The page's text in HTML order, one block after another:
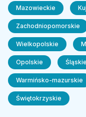
Mazowieckie
Zachodniopomorskie
Wielkopolskie
Opolskie Śląskie
Warmińsko-mazurskie
Świętokrzyskie